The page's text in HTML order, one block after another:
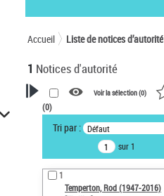
Accueil Liste de notices d’autorité
1 Notices d'autorité
VOTRE RECHERCHE
Recherche avancée dans les
notices d’autorité
Œuvres liées à l'auteur :
Temperton, Rod (1947-2016)
Voir la sélection (0)
(0)
Tri par : Défaut
sur 1
1
Temperton, Rod (1947-2016)